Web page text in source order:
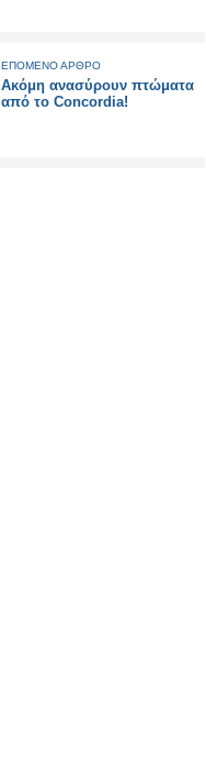
ΕΠΟΜΕΝΟ ΑΡΘΡΟ
Ακόμη ανασύρουν πτώματα
από το Concordia!